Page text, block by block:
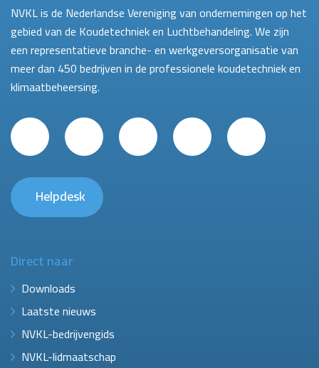
NVKL is de Nederlandse Vereniging van ondernemingen op het
gebied van de Koudetechniek en Luchtbehandeling. We zijn
een representatieve branche- en werkgeversorganisatie van
meer dan 450 bedrijven in de professionele koudetechniek en
klimaatbeheersing.
Helpdesk
Direct naar
Downloads
Laatste nieuws
NVKL-bedrijvengids
NVKL-lidmaatschap